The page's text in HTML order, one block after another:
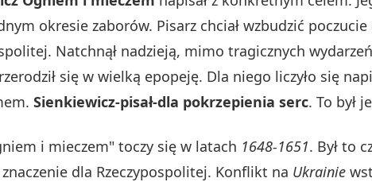
okresie zaborów. Pisarz chciał wzbudzić
Natchnął nadzieją, mimo tragicznych
się w wielką epopeję. Dla niego liczyło się
Sienkiewicz-pisał-dla pokrzepienia serc. To był
i mieczem" toczy się w latach 1648-1651. Był to
dla Rzeczypospolitej. Konflikt na Ukrainie